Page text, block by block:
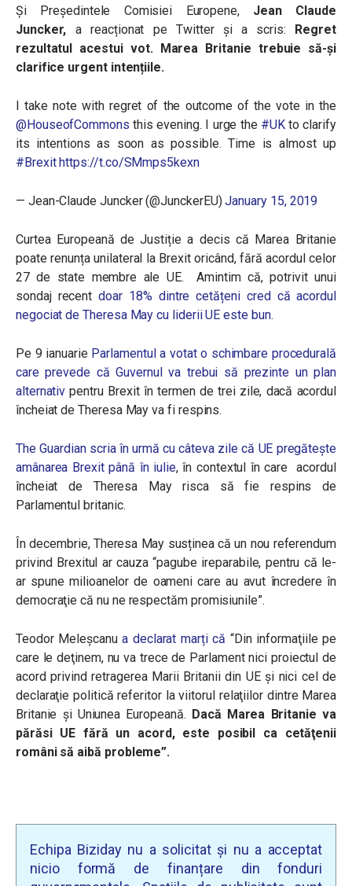
Și Președintele Comisiei Europene, Jean Claude
Juncker, a reacționat pe Twitter și a scris: Regret
rezultatul acestui vot. Marea Britanie trebuie să-și
clarifice urgent intențiile.
I take note with regret of the outcome of the vote in the
@HouseofCommons this evening. I urge the #UKto clarify
its intentions as soon as possible. Time is almost up
#Brexit https://t.co/SMmps5kexn
— Jean-Claude Juncker (@JunckerEU)January 15, 2019
Curtea Europeană de Justiție a decis că Marea Britanie
poate renunța unilateral la Brexit oricând, fără acordul celor
27 de state membre ale UE. Amintim că, potrivit unui
sondaj recentdoar 18% dintre cetățeni cred că acordul
negociat de Theresa May cu liderii UE este bun.
Pe 9 ianuarie Parlamentul a votat o schimbare procedurală
care prevede că Guvernul va trebui să prezinte un plan
alternativ pentru Brexit în termen de trei zile, dacă acordul
încheiat de Theresa May va fi respins.
The Guardian scria în urmă cu câteva zile că UE pregătește
amânarea Brexit până în iulie, în contextul în care acordul
încheiat de Theresa May risca să fie respins de
Parlamentul britanic.
În decembrie, Theresa May susținea că un nou referendum
privind Brexitul ar cauza “pagube ireparabile, pentru că le-
ar spune milioanelor de oameni care au avut încredere în
democraţie că nu ne respectăm promisiunile”.
Teodor Meleșcanua declarat marți că “Din informaţiile pe
care le deţinem, nu va trece de Parlament nici proiectul de
acord privind retragerea Marii Britanii din UE şi nici cel de
declaraţie politică referitor la viitorul relaţiilor dintre Marea
Britanie şi Uniunea Europeană. Dacă Marea Britanie va
părăsi UE fără un acord, este posibil ca cetăţenii
români să aibă probleme”.
Echipa Biziday nu a solicitat și nu a acceptat
nicio formă de finanțare din fonduri